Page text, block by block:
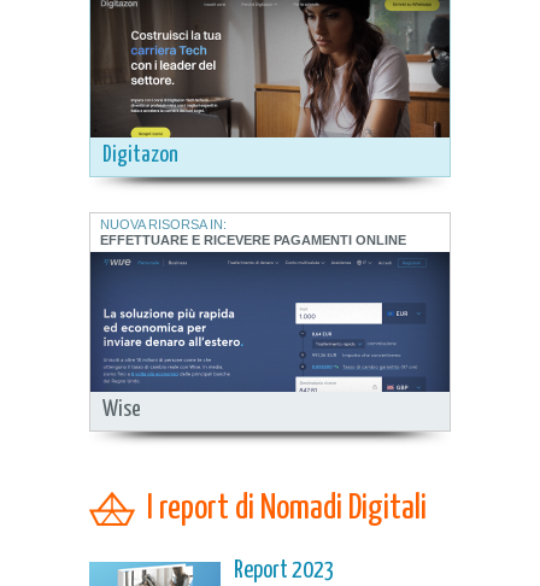
Digitazon
Wise
NUOVA RISORSA IN:
EFFETTUARE E RICEVERE PAGAMENTI ONLINE
I report di Nomadi Digitali
Report 2023